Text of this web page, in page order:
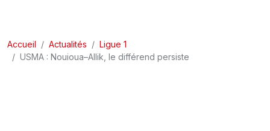
LIGUE 2
Accueil Actualités
Ligue 1
USMA : Nouioua–Allik, le différend persiste